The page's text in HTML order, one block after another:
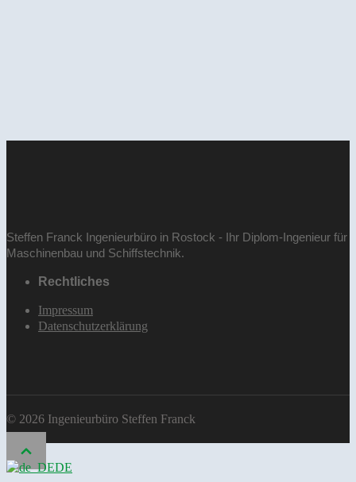
Steffen Franck Ingenieurbüro in Rostock - Ihr Diplom-Ingenieur für
Maschinenbau und Schiffstechnik.
Rechtliches
Impressum
Datenschutzerklärung
© 2026 Ingenieurbüro Steffen Franck
DE